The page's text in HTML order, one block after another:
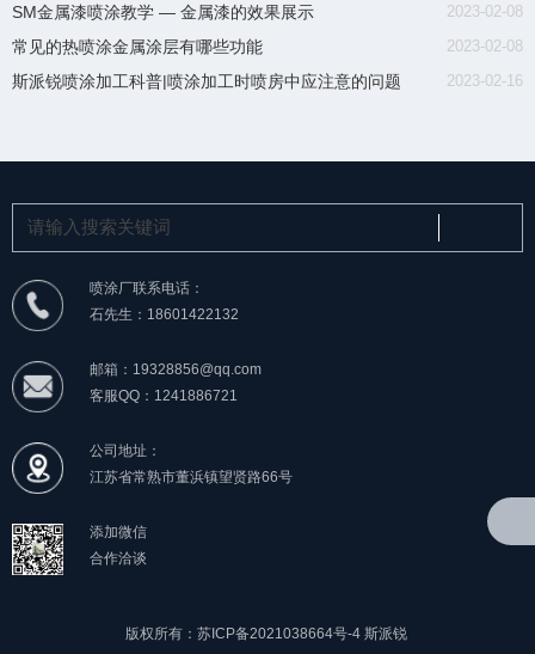
2023-02-08
SM金属漆喷涂教学 — 金属漆的效果展示
2023-02-08
常见的热喷涂金属涂层有哪些功能
2023-02-16
斯派锐喷涂加工科普|喷涂加工时喷房中应注意的问题
喷涂厂联系电话：
石先生：18601422132
邮箱：19328856@qq.com
客服QQ：1241886721
公司地址：
江苏省常熟市董浜镇望贤路66号
添加微信
合作洽谈
版权所有：苏ICP备2021038664号-4 斯派锐